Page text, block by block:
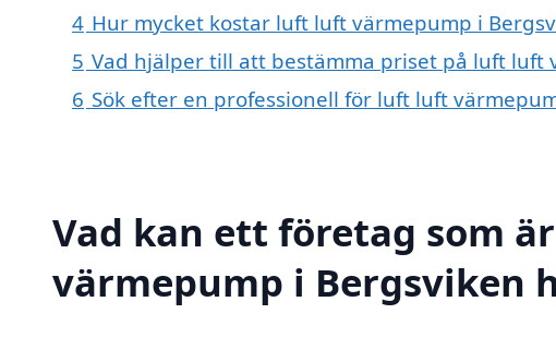
4 Hur mycket kostar luft luft värmepump i
5 Vad hjälper till att bestämma priset på luft luft
6 Sök efter en professionell för luft luft
Vad kan ett företag som
värmepump i Bergsviken